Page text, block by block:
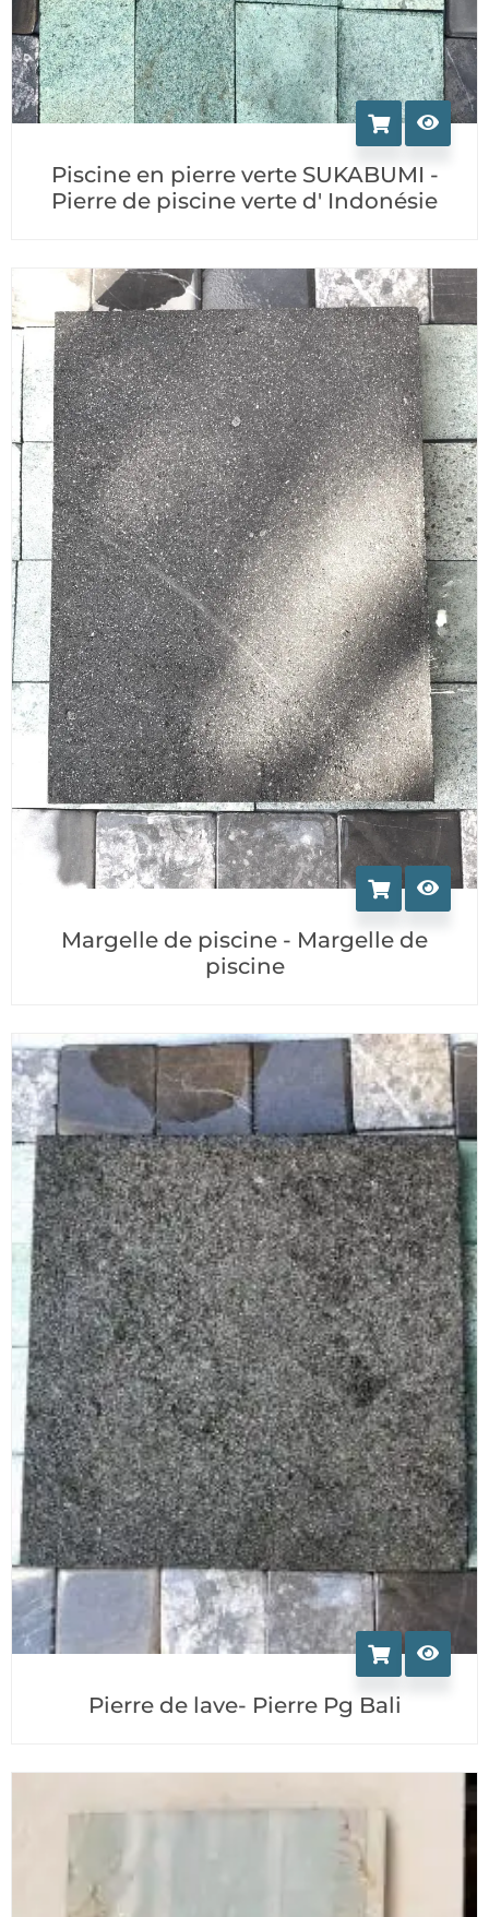
Piscine en pierre verte SUKABUMI -
Pierre de piscine verte d' Indonésie
Margelle de piscine - Margelle de
piscine
Pierre de lave- Pierre Pg Bali